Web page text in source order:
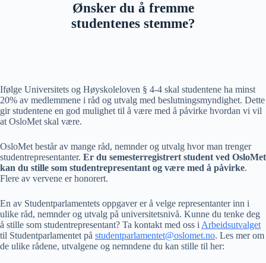
Ønsker du å fremme
studentenes stemme?
Ifølge Universitets og Høyskoleloven § 4-4 skal studentene ha minst
20% av medlemmene i råd og utvalg med beslutningsmyndighet. Dette
gir studentene en god mulighet til å være med å påvirke hvordan vi vil
at OsloMet skal være.
OsloMet består av mange råd, nemnder og utvalg hvor man trenger
studentrepresentanter. Er du semesterregistrert student ved OsloMet
kan du stille som studentrepresentant og være med å påvirke.
Flere av vervene er honorert.
En av Studentparlamentets oppgaver er å velge representanter inn i
ulike råd, nemnder og utvalg på universitetsnivå. Kunne du tenke deg
å stille som studentrepresentant? Ta kontakt med oss i Arbeidsutvalget
til Studentparlamentet på studentparlamentet@oslomet.no. Les mer om
de ulike rådene, utvalgene og nemndene du kan stille til her: